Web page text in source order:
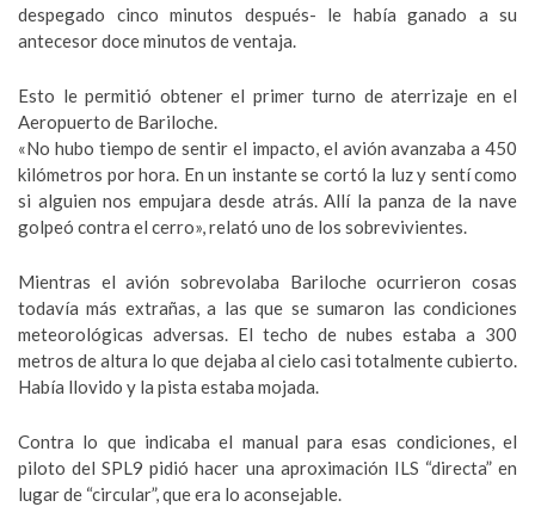
despegado cinco minutos después- le había ganado a su
antecesor doce minutos de ventaja.
Esto le permitió obtener el primer turno de aterrizaje en el
Aeropuerto de Bariloche.
«No hubo tiempo de sentir el impacto, el avión avanzaba a 450
kilómetros por hora. En un instante se cortó la luz y sentí como
si alguien nos empujara desde atrás. Allí la panza de la nave
golpeó contra el cerro», relató uno de los sobrevivientes.
Mientras el avión sobrevolaba Bariloche ocurrieron cosas
todavía más extrañas, a las que se sumaron las condiciones
meteorológicas adversas. El techo de nubes estaba a 300
metros de altura lo que dejaba al cielo casi totalmente cubierto.
Había llovido y la pista estaba mojada.
Contra lo que indicaba el manual para esas condiciones, el
piloto del SPL9 pidió hacer una aproximación ILS “directa” en
lugar de “circular”, que era lo aconsejable.